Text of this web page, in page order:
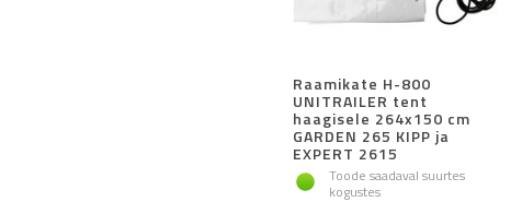
Raamikate H-800
UNITRAILER tent
haagisele 264x150 cm
GARDEN 265 KIPP ja
EXPERT 2615
Toode saadaval suurtes
kogustes